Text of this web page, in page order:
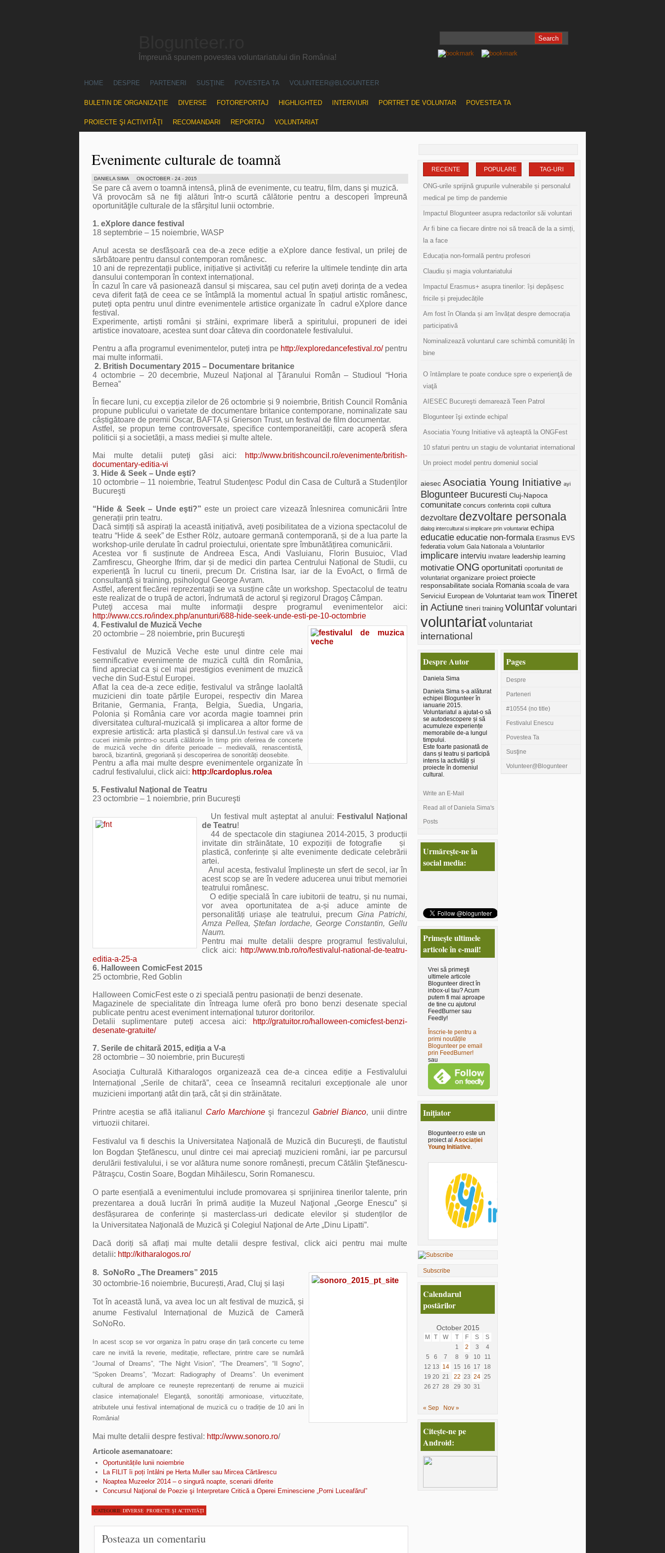
Împreună spunem povestea voluntariatului din România!
HOME DESPRE PARTENERI SUSŢINE POVESTEA TA VOLUNTEER@BLOGUNTEER
BULETIN DE ORGANIZAŢIE DIVERSE FOTOREPORTAJ HIGHLIGHTED INTERVIURI PORTRET DE VOLUNTAR POVESTEA TA
PROIECTE ŞI ACTIVITĂŢI RECOMANDARI REPORTAJ VOLUNTARIAT
Evenimente culturale de toamnă
DANIELA SIMA ON OCTOBER - 24 - 2015
Se pare că avem o toamnă intensă, plină de evenimente, cu teatru, film, dans şi muzică.
Vă provocăm să ne fiţi alături într-o scurtă călătorie pentru a descoperi împreună
oportunităţile culturale de la sfârşitul lunii octombrie.
1. eXplore dance festival
18 septembrie – 15 noiembrie, WASP
Anul acesta se desfășoară cea de-a zece ediție a eXplore dance festival, un prilej de
sărbătoare pentru dansul contemporan românesc.
10 ani de reprezentații publice, inițiative și activități cu referire la ultimele tendințe din arta
dansului contemporan în context internațional.
În cazul în care vă pasionează dansul și mișcarea, sau cel puțin aveți dorința de a vedea
ceva diferit față de ceea ce se întâmplă la momentul actual în spațiul artistic românesc,
puteți opta pentru unul dintre evenimentele artistice organizate în cadrul eXplore dance
festival.
Experimente, artiști români și străini, exprimare liberă a spiritului, propuneri de idei
artistice inovatoare, acestea sunt doar câteva din coordonatele festivalului.
Pentru a afla programul evenimentelor, puteți intra pe http://exploredancefestival.ro/ pentru
mai multe informatii.
2. British Documentary 2015 – Documentare britanice
4 octombrie – 20 decembrie,
Muzeul Naţional al Ţăranului Român – Studioul “Horia
Bernea”
În fiecare luni, cu excepția zilelor de 26 octombrie și 9 noiembrie, British Council România
propune publicului o varietate de documentare britanice contemporane, nominalizate sau
câștigătoare de premii Oscar, BAFTA și Grierson Trust, un festival de film documentar.
Astfel, se propun teme controversate, specifice contemporaneității, care acoperă sfera
politicii și a societății, a mass mediei și multe altele.
Mai multe detalii puteţi găsi aici: http://www.britishcouncil.ro/evenimente/british-
documentary-editia-vi
3. Hide & Seek – Unde eşti?
10 octombrie – 11 noiembrie,Teatrul Studenţesc Podul din Casa de Cultură a Studenţilor
Bucureşti
“Hide & Seek – Unde eşti?” este un proiect care vizează înlesnirea comunicării între
generații prin teatru.
Dacă simțiți să aspirați la această inițiativă, aveți posibilitatea de a viziona spectacolul de
teatru “Hide & seek”de Esther Rölz, autoare germană contemporană, și de a l ua parte la
workshop-urile derulate în cadrul proiectului, orientate spre îmbunătățirea comunicării.
Acestea vor fi susținute de Andreea Esca, Andi Vasluianu, Florin Busuioc, Vlad
Zamfirescu, Gheorghe Ifrim, dar și de medici din partea Centrului Național de Studii, cu
experiență în lucrul cu tinerii, precum Dr. Cristina Isar, iar de la EvoAct, o firmă de
consultanță și training, psihologul George Avram.
Astfel, aferent fiecărei reprezentații se va susține câte un workshop. Spectacolul de teatru
este realizat de o trupă de actori, îndrumată de actorul şi regizorul
Dragoş Câmpan.
Puteţi accesa mai multe informaţii despre programul evenimentelor aici:
http://www.ccs.ro/index.php/anunturi/688-hide-seek-unde-esti-pe-10-octombrie
4. Festivalul de Muzică Veche
20 octombrie – 28 noiembrie, prin Bucureşti
Festivalul de Muzică Veche este unul dintre cele mai
semnificative evenimente de muzică cultă din România,
fiind apreciat ca și cel mai prestigios eveniment de muzică
veche din Sud-Estul Europei.
Aflat la cea de-a zece ediție, festivalul va strânge laolaltă
muzicieni din toate părțile Europei, respectiv din Marea
Britanie,Germania, Franța, Belgia, Suedia, Ungaria,
Polonia și România care vor acorda magie toamnei prin
diversitatea cultural-muzicală și implicarea a altor forme de
expresie artistică: arta plastică și dansul.Un festival care vă va
cuceri inimile printro-o scurtă călătorie în timp prin oferirea de concerte
de muzică veche din diferite perioade – medievală, renascentistă,
barocă, bizantină, gregoriană și descoperirea de sonorități deosebite.
Pentru a afla mai multe despre evenimentele organizate în
cadrul festivalului, click aici: http://cardoplus.ro/ea
5. Festivalul Naţional de Teatru
23 octombrie – 1 noiembrie, prin Bucureşti
Un festival mult așteptat al anului: Festivalul Național
de Teatru!
44 de spectacole din stagiunea 2014-2015, 3 producții
invitate din străinătate, 10 expoziții de fotografie și
plastică, conferințe și alte evenimente dedicate celebrării
artei.
Anul acesta, festivalul împlinește un sfert de secol, iar în
acest scop se are în vedere aducerea unui tribut memoriei
teatrului românesc.
O ediție specială în care iubitorii de teatru, și nu numai,
vor avea oportunitatea de a-și aduce aminte de
personalități uriașe ale teatrului, precum Gina Patrichi,
Amza Pellea, Ștefan Iordache, George Constantin, Gellu
Naum.
Pentru mai multe detalii despre programul festivalului,
click aici:
http://www.tnb.ro/ro/festivalul-national-de-teatru-
editia-a-25-a
6. Halloween ComicFest 2015
25 octombrie, Red Goblin
Halloween ComicFest este o zi specială pentru pasionații de benzi desenate.
Magazinele de specialitate din întreaga lume oferă pro bono benzi desenate special
publicate pentru acest eveniment internațional tuturor doritorilor.
Detalii suplimentare puteți accesa aici:
http://gratuitor.ro/halloween-comicfest-benzi-
desenate-gratuite/
7. Serile de chitară 2015, ediţia a V-a
28 octombrie – 30 noiembrie, prin București
Asociaţia Culturală Kitharalogos organizează cea de-a cincea ediție a Festivalului
Internațional „Serile de chitară”, ceea ce înseamnă recitaluri excepționale ale unor
muzicieni importanți atât din țară, cât și din străinătate.
Printre aceștia se află italianul Carlo Marchione şi francezulGabriel Bianco, unii dintre
virtuozii chitarei.
Festivalul va fi deschis la Universitatea Naţională de Muzică din Bucureşti, de flautistul
Ion Bogdan Ştefănescu, unul dintre cei mai apreciaţi muzicieni români, iar pe parcursul
derulării festivalului, i se vor alătura nume sonore românești, precum Cătălin Ştefănescu-
Pătraşcu, Costin Soare, Bogdan Mihăilescu, Sorin Romanescu.
O parte esențială a evenimentului include promovarea și sprijinirea tinerilor talente, prin
prezentarea a două lucrări în primă audiție la Muzeul Naţional „George Enescu” și
desfășurarea de conferințe și masterclass-uri dedicate elevilor și studenților de
la Universitatea Naţională de Muzică şi Colegiul Naţional de Arte „Dinu Lipatti”.
Dacă doriți să aflați mai multe detalii despre festival, click aici pentru mai multe
detalii: http://kitharalogos.ro/
8. SoNoRo „The Dreamers” 2015
30 octombrie-16 noiembrie, București, Arad, Cluj și Iași
Tot în această lună, va avea loc un alt festival de muzică, și
anume Festivalul Internațional de Muzică de Cameră
SoNoRo.
In acest scop se vor organiza în patru orașe din țară concerte cu teme
care ne invită la reverie, meditație, reflectare, printre care se numără
“Journal of Dreams”, “The Night Vision”, “The Dreamers”, “Il Sogno”,
“Spoken Dreams”, “Mozart: Radiography of Dreams”. Un eveniment
cultural de amploare ce reunește reprezentanți de renume ai muzicii
clasice internaționale! Eleganță, sonorități armonioase, virtuozitate,
atributele unui festival internațional de muzică cu o tradiție de 10 ani în
România!
Mai multe detalii despre festival: http://www.sonoro.ro/
Articole asemanatoare:
Oportunitățile lunii noiembrie
La FILIT îi poți întâlni pe Herta Muller sau Mircea Cărtărescu
Noaptea Muzeelor 2014 – o singură noapte, scenarii diferite
Concursul Naţional de Poezie şi Interpretare Critică a Operei Eminesciene „Porni Luceafărul”
CATEGORII: DIVERSE, PROIECTE ŞI ACTIVITĂŢI
Posteaza un comentariu
RECENTE POPULARE TAG-URI
ONG-urile sprijină grupurile vulnerabile și personalul
medical pe timp de pandemie
Impactul Blogunteer asupra redactorilor săi voluntari
Ar fi bine ca fiecare dintre noi să treacă de la a simți,
la a face
Educația non-formală pentru profesori
Claudiu și magia voluntariatului
Impactul Erasmus+ asupra tinerilor: își depășesc
fricile și prejudecățile
Am fost în Olanda și am învățat despre democrația
participativă
Nominalizează voluntarul care schimbă comunități în
bine
O întâmplare te poate conduce spre o experienţă de
viaţă
AIESEC Bucureşti demarează Teen Patrol
Blogunteer îşi extinde echipa!
Asociatia Young Initiative vă aşteaptă la ONGFest
10 sfaturi pentru un stagiu de voluntariat international
Un proiect model pentru domeniul social
aiesec Asociatia Young Initiative ayi
Blogunteer Bucuresti Cluj-Napoca
comunitate concurs conferinta copii cultura
dezvoltare dezvoltare personala
dialog intercultural si implicare prin voluntariat echipa
educatie educatie non-formala Erasmus EVS
federatia volum Gala Nationala a Voluntarilor
implicare interviu invatare leadership learning
motivatie ONG oportunitati oportunitati de
voluntariat organizare proiect proiecte
responsabilitate sociala Romania scoala de vara
Serviciul European de Voluntariat team work Tineret
in Actiune tineri training voluntar voluntari
voluntariatvoluntariat
international
Despre Autor
Daniela Sima
Daniela Sima s-a alăturat
echipei Blogunteer în
ianuarie 2015.
Voluntariatul a ajutat-o să
se autodescopere și să
acumuleze experiențe
memorabile de-a lungul
timpului.
Este foarte pasionată de
dans și teatru și participă
intens la activități și
proiecte în domeniul
cultural.
Write an E-Mail
Read all of Daniela Sima's
Posts
Urmăreşte-ne în
social media:
Primeşte ultimele
articole în e-mail!
Vrei să primeşti
ultimele articole
Blogunteer direct în
inbox-ul tau? Acum
putem fi mai aproape
de tine cu ajutorul
FeedBurner sau
Feedly!
Înscrie-te pentru a
primi noutățile
Blogunteer pe email
prin FeedBurner!
sau
Iniţiator
Blogunteer.ro este un
proiect al Asociației
Young Initiative.
Subscribe
Calendarul
postărilor
October 2015
M T W T F S
S
1
2 3
4
5
6 7 8 9 10
11
12 13 14 15 16 17
18
19 20 21 22 23 24 25
26 27 28 29 30 31
« Sep Nov »
Citeşte-ne pe
Android:
Pages
Despre
Parteneri
#10554 (no title)
Festivalul Enescu
Povestea Ta
Susţine
Volunteer@Blogunteer